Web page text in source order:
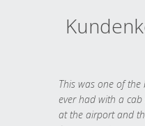
This was one of the
ever had with a
at the airport and